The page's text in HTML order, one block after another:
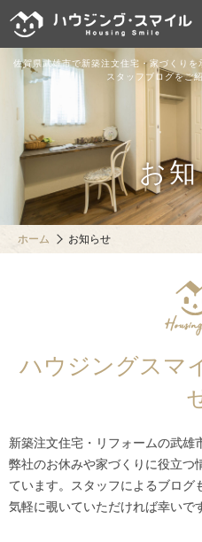
佐賀県武雄市で新築注文住宅・家づくりを
スタッフブログをご
お
ホーム お知らせ
ハウジングスマ
新築注文住宅・リフォームの武雄
弊社のお休みや家づくりに役立つ
ています。スタッフによるブログ
気軽に覗いていただければ幸いで